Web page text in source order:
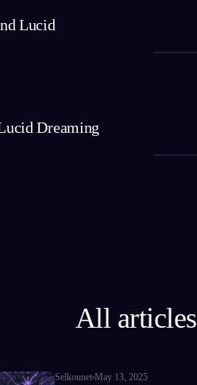
Lucid
Dreaming
All articles
Selkounet May 13, 2025